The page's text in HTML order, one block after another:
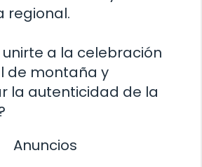
regional.
a la celebración
de montaña y
la autenticidad de la
Anuncios